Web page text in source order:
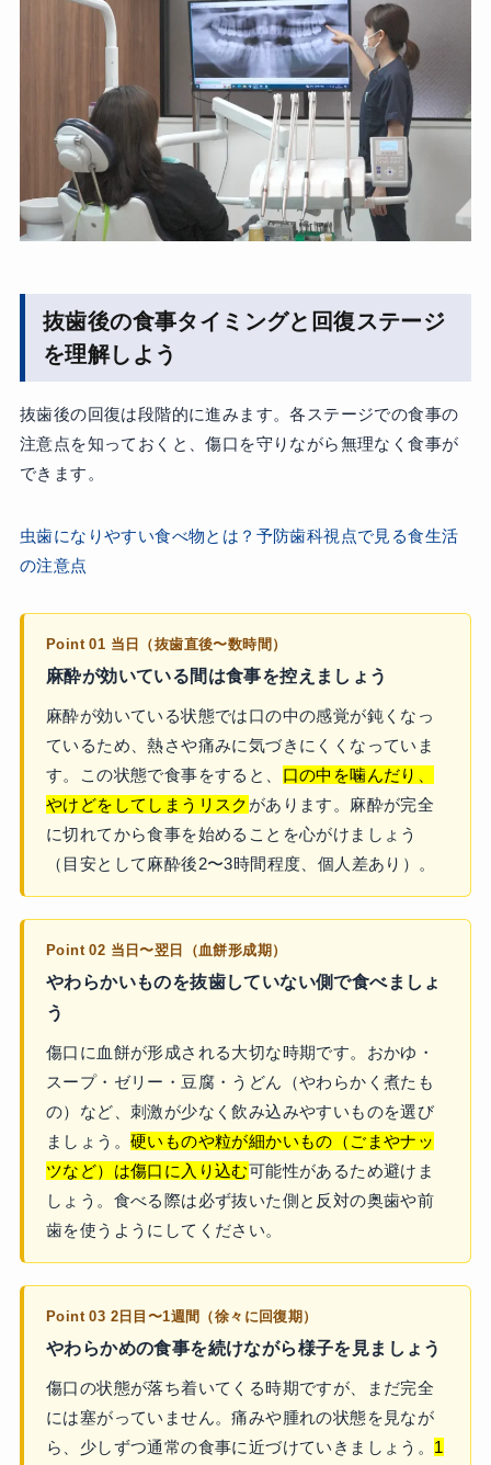
抜歯後の食事タイミングと回復ステージ
を理解しよう
抜歯後の回復は段階的に進みます。各ステージでの食事の
注意点を知っておくと、傷口を守りながら無理なく食事が
できます。
虫歯になりやすい食べ物とは？予防歯科視点で見る食生活
の注意点
Point 01 当日（抜歯直後〜数時間）
麻酔が効いている間は食事を控えましょう
麻酔が効いている状態では口の中の感覚が鈍くなっ
ているため、熱さや痛みに気づきにくくなっていま
す。この状態で食事をすると、 口の中を噛んだり、
やけどをしてしまうリスク があります。麻酔が完全
に切れてから食事を始めることを心がけましょう
（目安として麻酔後2〜3時間程度、個人差あり）。
Point 02 当日〜翌日（血餅形成期）
やわらかいものを抜歯していない側で食べましょ
う
傷口に血餅が形成される大切な時期です。おかゆ・
スープ・ゼリー・豆腐・うどん（やわらかく煮たも
の）など、刺激が少なく飲み込みやすいものを選び
ましょう。 硬いものや粒が細かいもの（ごまやナッ
ツなど）は傷口に入り込む可能性があるため避けま
しょう。食べる際は必ず抜いた側と反対の奥歯や前
歯を使うようにしてください。
Point 03 2日目〜1週間（徐々に回復期）
やわらかめの食事を続けながら様子を見ましょう
傷口の状態が落ち着いてくる時期ですが、まだ完全
には塞がっていません。痛みや腫れの状態を見なが
ら、少しずつ通常の食事に近づけていきましょう。 1